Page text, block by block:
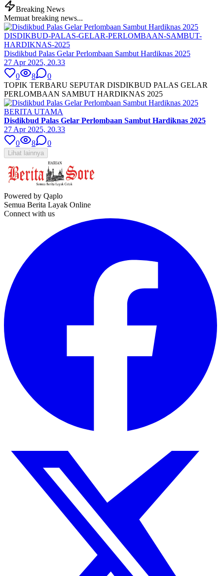
Breaking News
Memuat breaking news...
DISDIKBUD-PALAS-GELAR-PERLOMBAAN-SAMBUT-
HARDIKNAS-2025
Disdikbud Palas Gelar Perlombaan Sambut Hardiknas 2025
27 Apr 2025, 20.33
0
8
0
TOPIK TERBARU SEPUTAR DISDIKBUD PALAS GELAR
PERLOMBAAN SAMBUT HARDIKNAS 2025
BERITA UTAMA
Disdikbud Palas Gelar Perlombaan Sambut Hardiknas 2025
27 Apr 2025, 20.33
0
8 0
Lihat lainnya
Powered by Qaplo
Semua Berita Layak Online
Connect with us